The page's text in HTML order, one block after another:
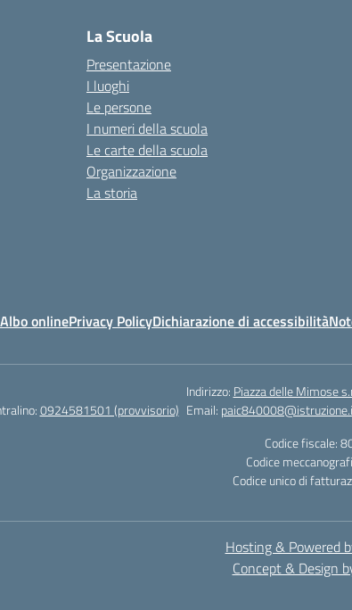
La Scuola
Presentazione
I luoghi
Le persone
I numeri della scuola
Le carte della scuola
Organizzazione
La storia
Albo onlinePrivacy PolicyDichiarazione di accessibilità
Indirizzo: Piazza delle Mimose
0924581501 (provvisorio) Email:
Codice fiscale:
Codice
Codice unico di
Hosting & Powered
Concept & Design